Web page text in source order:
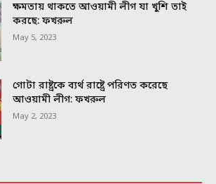
ক্ষমতায় থাকতে আওয়ামী লীগ যা খুশি তাই
করছে: ফখরুল
May 5, 2023
গোটা রাষ্ট্রকে ব্যর্থ রাষ্ট্রে পরিণত করেছে
আওয়ামী লীগ: ফখরুল
May 2, 2023